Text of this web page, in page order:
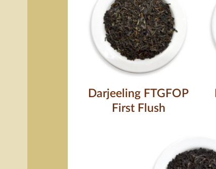
Darjeeling FTGFOP
First Flush